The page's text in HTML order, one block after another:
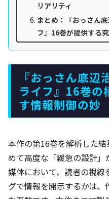
リアリティ
まとめ：『おっさん
フ』16巻が提供する
『おっさん底辺
ライフ』16巻の
す情報制御の妙
本作の第16巻を解析した
めて高度な「緩急の設計
媒体において、読者の視
グで情報を開示するかは